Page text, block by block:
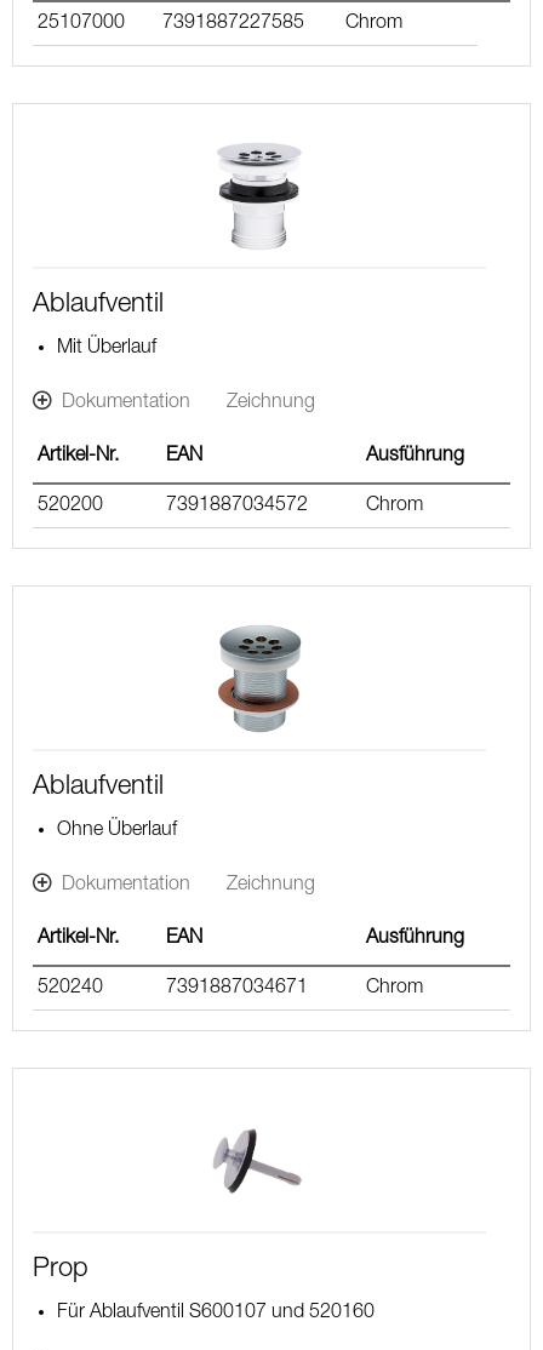
25107000 7391887227585 Chrom
Ablaufventil
Mit Überlauf
Dokumentation Zeichnung
Artikel-Nr. EAN Ausführung
520200 7391887034572 Chrom
Ablaufventil
Ohne Überlauf
Dokumentation Zeichnung
Artikel-Nr. EAN Ausführung
520240 7391887034671 Chrom
Prop
Für Ablaufventil S600107 und 520160